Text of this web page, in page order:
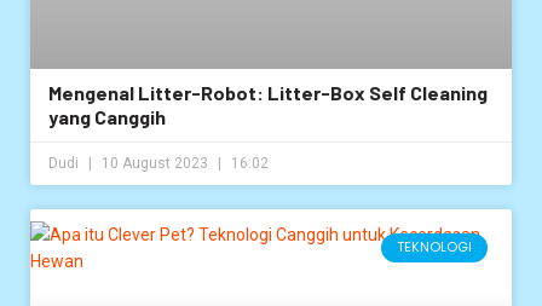
Mengenal Litter-Robot: Litter-Box Self Cleaning
yang Canggih
Dudi 10 August 2023 16:02
TEKNOLOGI